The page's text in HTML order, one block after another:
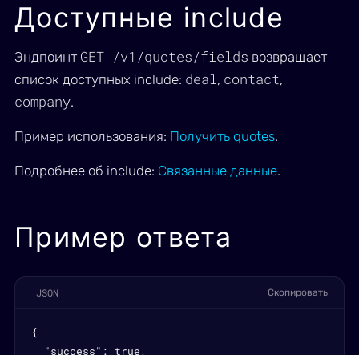
Доступные include
Эндпоинт GET /v1/quotes/fields возвращает
список доступных include: deal, contact,
company.
Пример использования: Получить quotes.
Подробнее об include: Связанные данные.
Пример ответа
JSON Скопировать
{
  "success": true,